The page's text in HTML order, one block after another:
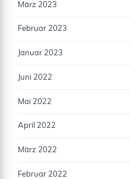
März 2023
Februar 2023
Januar 2023
Juni 2022
Mai 2022
April 2022
März 2022
Februar 2022